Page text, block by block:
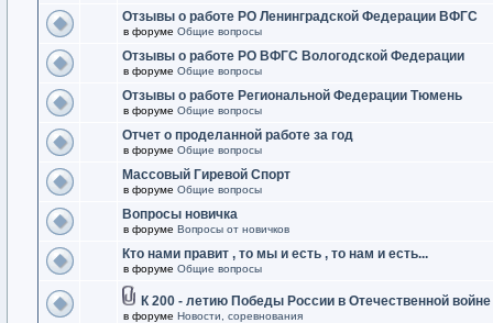
Отзывы о работе РО Ленинградской Федерации ВФГС
в форуме Общие вопросы
Отзывы о работе РО ВФГС Вологодской Федерации
в форуме Общие вопросы
Отзывы о работе Региональной Федерации Тюмень
в форуме Общие вопросы
Отчет о проделанной работе за год
в форуме Общие вопросы
Массовый Гиревой Спорт
в форуме Общие вопросы
Вопросы новичка
в форуме Вопросы от новичков
Кто нами правит , то мы и есть , то нам и есть...
в форуме Общие вопросы
К 200 - летию Победы России в Отечественной войне
в форуме Новости, соревнования